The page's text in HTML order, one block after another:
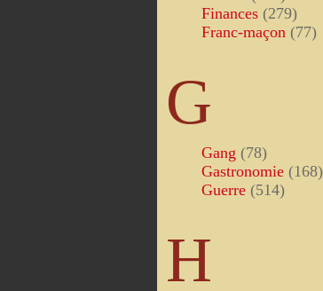
Finances (279)
Franc-maçon (77)
G
Gang (78)
Gastronomie (168)
Guerre (514)
H